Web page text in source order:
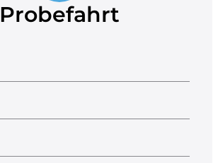
Probefahrt